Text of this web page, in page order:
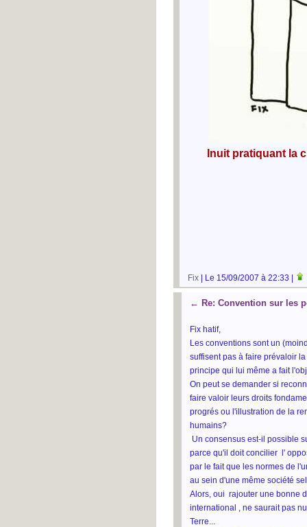
Inuit pratiquant la
Fix | Le 15/09/2007 à 22:33 |
← Re: Convention sur les
Fix hatif,
Les conventions sont un
suffisent pas à faire prévaloir
principe qui lui même a fait
On peut se demander si
faire valoir leurs droits
progrés ou l'illustration de la
humains?
Un consensus est-il possible
parce qu'il doit concilier l'
par le fait que les normes de
au sein d'une même société
Alors, oui rajouter une bonne
international , ne saurait pas
Terre...